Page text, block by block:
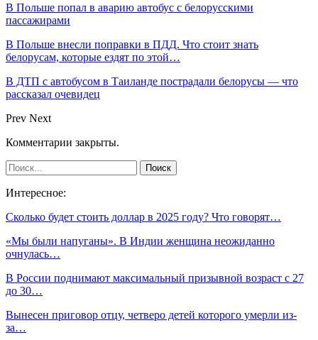
В Польше попал в аварию автобус с белорусскими
пассажирами
В Польше внесли поправки в ПДД. Что стоит знать
белорусам, которые ездят по этой…
В ДТП с автобусом в Таиланде пострадали белорусы — что
рассказал очевидец
Prev Next
Комментарии закрыты.
Интересное:
Сколько будет стоить доллар в 2025 году? Что говорят…
«Мы были напуганы». В Индии женщина неожиданно
очнулась…
В России поднимают максимальный призывной возраст с 27
до 30…
Вынесен приговор отцу, четверо детей которого умерли из-
за…